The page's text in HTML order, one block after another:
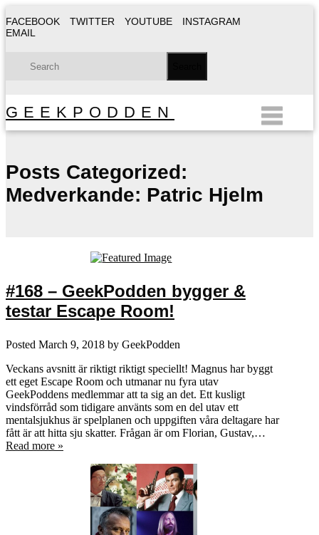
FACEBOOK TWITTER YOUTUBE
INSTAGRAM
EMAIL
GEEKPODDEN
Posts Categorized:
Medverkande: Patric Hjelm
#168 – GeekPodden bygger &
testar Escape Room!
Posted March 9, 2018 by GeekPodden
Veckans avsnitt är riktigt riktigt speciellt! Magnus har byggt
ett eget Escape Room och utmanar nu fyra utav
GeekPoddens medlemmar att ta sig an det. Ett kusligt
vindsförråd som tidigare använts som en del utav ett
mentalsjukhus är spelplanen och uppgiften våra deltagare har
fått är att hitta sju skatter. Frågan är om Florian, Gustav,…
Read more »